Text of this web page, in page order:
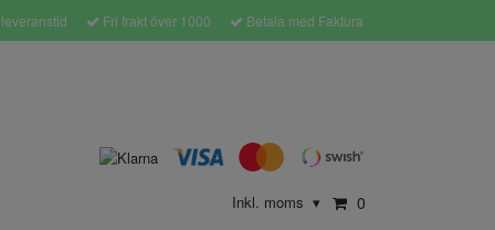
Fri frakt över 1000 Betala med Faktura
Inkl. moms ▾ 0